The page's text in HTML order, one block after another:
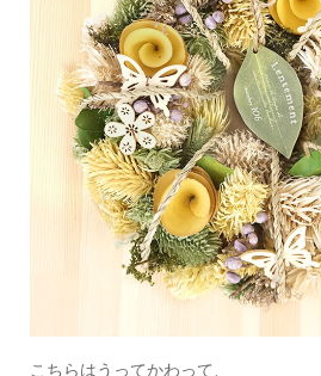
こちらはうってかわって、